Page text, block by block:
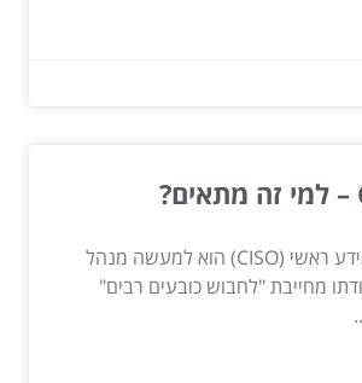
מנהל אבטחת מידע ראשי (CISO) הוא למעשה מנהל
מחייבת "לחבוש כובעים רבים"